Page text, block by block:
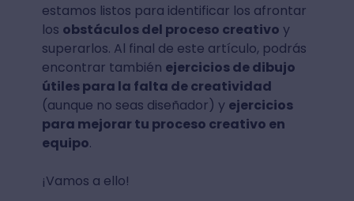
estamos listos para identificar los afrontar
los obstáculos del proceso creativo y
superarlos. Al final de este artículo, podrás
encontrar también ejercicios de dibujo
útiles para la falta de creatividad
(aunque no seas diseñador) y ejercicios
para mejorar tu proceso creativo en
equipo.
¡Vamos a ello!